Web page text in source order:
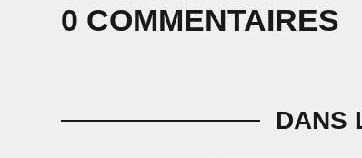
0 COMMENTAIRES
DANS